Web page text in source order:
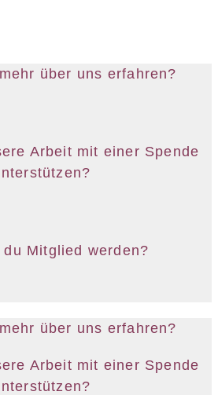
über uns erfahren?
Arbeit mit einer Spende
du Mitglied werden?
über uns erfahren?
Arbeit mit einer Spende